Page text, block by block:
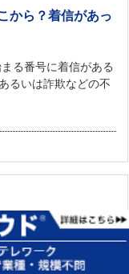
から？着信があっ
る番号に着信がある
るいは詐欺などの不
店で電話が必要